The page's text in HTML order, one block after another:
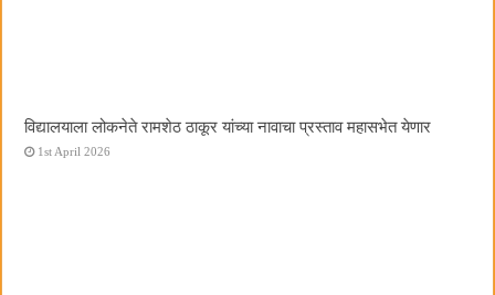
विद्यालयाला लोकनेते रामशेठ ठाकूर यांच्या नावाचा प्रस्ताव महासभेत येणार
1st April 2026